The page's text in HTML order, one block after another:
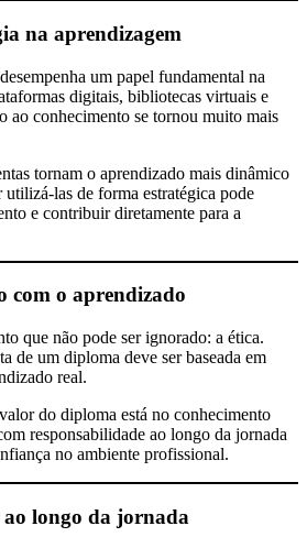
na aprendizagem
um papel fundamental na
digitais, bibliotecas virtuais e
ao conhecimento se tornou muito mais
tornam o aprendizado mais dinâmico
utilizá-las de forma estratégica pode
e contribuir diretamente para a
com o aprendizado
que não pode ser ignorado: a ética.
de um diploma deve ser baseada em
real.
do diploma está no conhecimento
responsabilidade ao longo da jornada
no ambiente profissional.
ao longo da jornada